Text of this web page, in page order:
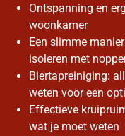
Ontspanning en
woonkamer
Een slimme
isoleren met
Biertapreiniging:
weten voor een
Effectieve
wat je moet weten